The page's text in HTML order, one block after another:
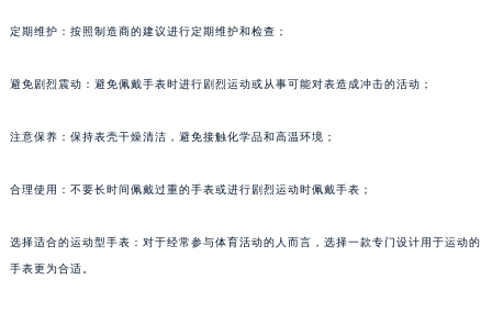
定期维护：按照制造商的建议进行定期维护和检查；
避免剧烈震动：避免佩戴手表时进行剧烈运动或从事可能对表造成冲击的活动；
注意保养：保持表壳干燥清洁，避免接触化学品和高温环境；
合理使用：不要长时间佩戴过重的手表或进行剧烈运动时佩戴手表；
选择适合的运动型手表：对于经常参与体育活动的人而言，选择一款专门设计用于运动的
手表更为合适。